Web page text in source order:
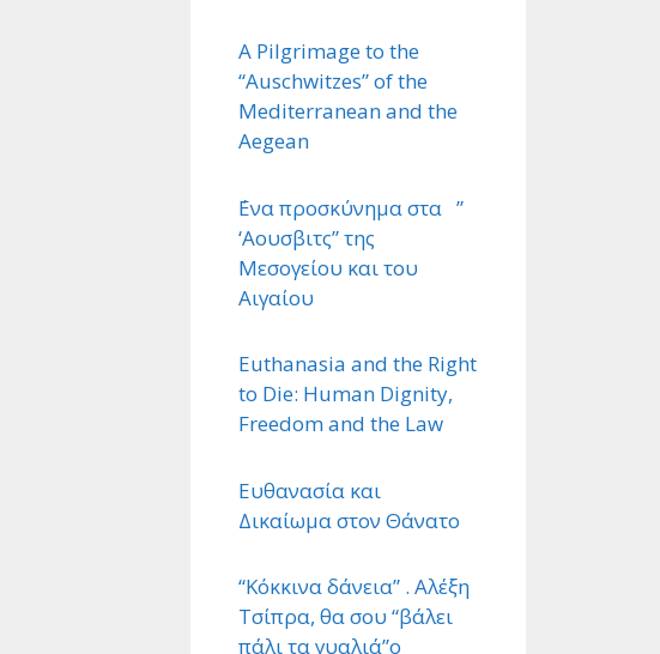
A Pilgrimage to the
“Auschwitzes” of the
Mediterranean and the
Aegean
΄Ενα προσκύνημα στα ”
‘Αουσβιτς” της
Μεσογείου και του
Αιγαίου
Euthanasia and the Right
to Die: Human Dignity,
Freedom and the Law
Ευθανασία και
Δικαίωμα στον Θάνατο
“Κόκκινα δάνεια” . Αλέξη
Τσίπρα, θα σου “βάλει
πάλι τα γυαλιά”ο